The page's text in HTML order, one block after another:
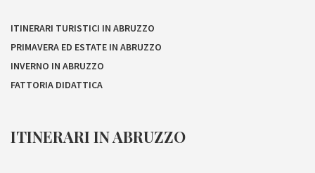
ITINERARI TURISTICI IN ABRUZZO
PRIMAVERA ED ESTATE IN ABRUZZO
INVERNO IN ABRUZZO
FATTORIA DIDATTICA
ITINERARI IN ABRUZZO